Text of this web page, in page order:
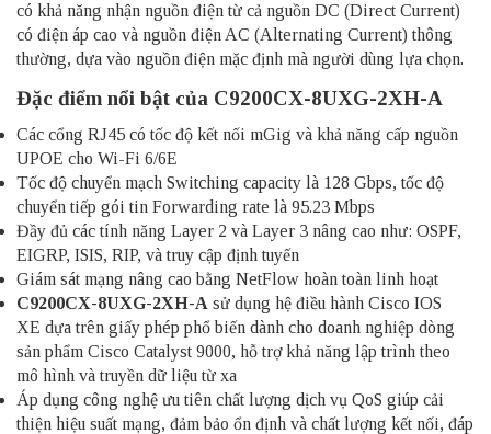
có khả năng nhận nguồn điện từ cả nguồn DC (Direct Current)
có điện áp cao và nguồn điện AC (Alternating Current) thông
thường, dựa vào nguồn điện mặc định mà người dùng lựa chọn.
Đặc điểm nổi bật của C9200CX-8UXG-2XH-A
Các cổng RJ45 có tốc độ kết nối mGig và khả năng cấp nguồn
UPOE cho Wi-Fi 6/6E
Tốc độ chuyển mạch Switching capacity là 128 Gbps, tốc độ
chuyển tiếp gói tin Forwarding rate là 95.23 Mbps
Đầy đủ các tính năng Layer 2 và Layer 3 nâng cao như: OSPF,
EIGRP, ISIS, RIP, và truy cập định tuyến
Giám sát mạng nâng cao bằng NetFlow hoàn toàn linh hoạt
C9200CX-8UXG-2XH-A sử dụng hệ điều hành Cisco IOS
XE dựa trên giấy phép phổ biến dành cho doanh nghiệp dòng
sản phẩm Cisco Catalyst 9000, hỗ trợ khả năng lập trình theo
mô hình và truyền dữ liệu từ xa
Áp dụng công nghệ ưu tiên chất lượng dịch vụ QoS giúp cải
thiện hiệu suất mạng, đảm bảo ổn định và chất lượng kết nối, đáp